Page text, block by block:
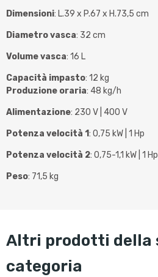
Dimensioni: L.39 x P.67 x H.73,5 cm
Diametro vasca: 32 cm
Volume vasca: 16 L
Capacità impasto: 12 kg
Produzione oraria: 48 kg/h
Alimentazione: 230 V | 400 V
Potenza velocità 1: 0,75 kW | 1 Hp
Potenza velocità 2: 0,75-1,1 kW | 1 Hp
Peso: 71,5 kg
altri prodotti della stessa
categoria